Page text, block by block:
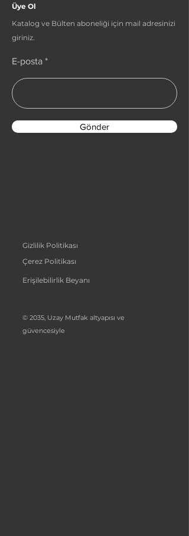
Üye Ol
Katalog ve Bülten aboneliği için mail adresinizi
giriniz.
E-posta
Gönder
Gizlilik Politikası
Çerez Politikası
Erişilebilirlik Beyanı
© 2035, Uzay Mutfak altyapısı ve
güvencesiyle